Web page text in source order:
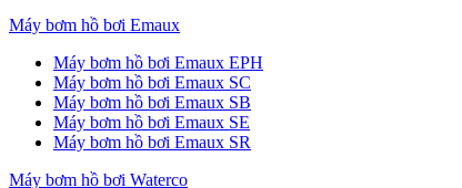
Máy bơm hồ bơi Emaux
Máy bơm hồ bơi Emaux EPH
Máy bơm hồ bơi Emaux SC
Máy bơm hồ bơi Emaux SB
Máy bơm hồ bơi Emaux SE
Máy bơm hồ bơi Emaux SR
Máy bơm hồ bơi Waterco